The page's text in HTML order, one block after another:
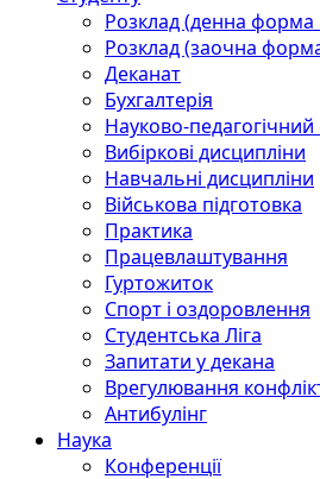
Розклад (денна
Розклад (заочна
Деканат
Бухгалтерія
Науково-педагогічний
Вибіркові дисципліни
Навчальні дисципліни
Військова підготовка
Практика
Працевлаштування
Гуртожиток
Спорт і оздоровлення
Студентська Ліга
Запитати у декана
Врегулювання
Антибулінг
Наука
Конференції